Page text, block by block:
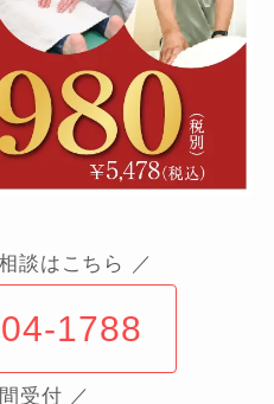
談はこちら ／
1788
受付 ／